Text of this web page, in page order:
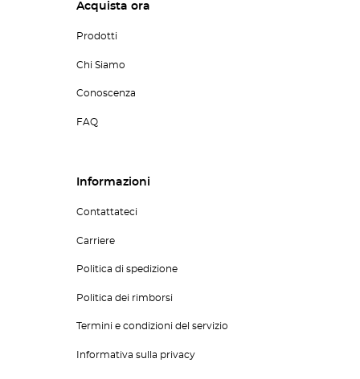
Acquista ora
Prodotti
Chi Siamo
Conoscenza
FAQ
Informazioni
Contattateci
Carriere
Politica di spedizione
Politica dei rimborsi
Termini e condizioni del servizio
Informativa sulla privacy